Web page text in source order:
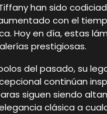
han sido
con el
Hoy en día, estas
prestigiosas.
del pasado, su
continúan
siguen siendo
clásica a